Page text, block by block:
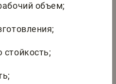
объем;